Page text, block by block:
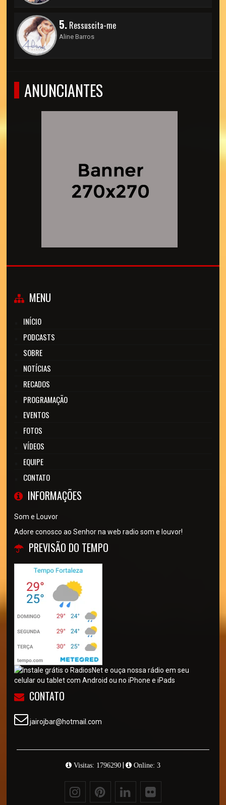
5. Ressuscita-me
Aline Barros
ANUNCIANTES
MENU
INÍCIO
PODCASTS
SOBRE
NOTÍCIAS
RECADOS
PROGRAMAÇÃO
EVENTOS
FOTOS
VÍDEOS
EQUIPE
CONTATO
INFORMAÇÕES
Som e Louvor
Adore conosco ao Senhor na web radio som e louvor!
PREVISÃO DO TEMPO
CONTATO
jairojbar@hotmail.com
Visitas: 1796290| Online: 3